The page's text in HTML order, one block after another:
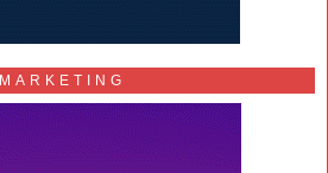
MARKETING